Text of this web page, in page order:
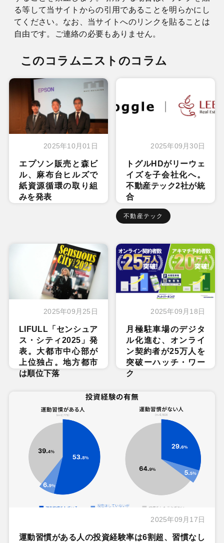
る等して当サイトからの引用であることを明らかにし
てください。なお、当サイトへのリンクを貼ることは
自由です。ご連絡の必要もありません。
このコラムニストのコラム
2025年10月01日
エプソン販売と森ビ
ル、麻布台ヒルズで
紙資源循環の取り組
みを発表
2025年09月30日
トグルHDがリーウェ
イズを子会社化へ。
不動産テック2社が統
合
不動産テック
2025年09月25日
LIFULL「センシュア
ス・シティ2025」発
表。大都市中心部が
上位独占。地方都市
は順位下落
2025年09月18日
月極駐車場のデジタ
ル化進む、オンライ
ン契約者が25万人を
突破ーハッチ・ワー
ク
2025年09月17日
運動習慣がある人の投資経験率は6割超、習慣なし